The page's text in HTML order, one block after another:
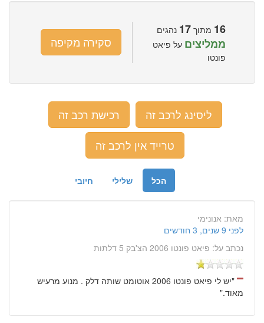
16 מתוך 17 נהגים
ממליצים על פיאט
פונטו
סקירה מקיפה
ליסינג לרכב זה
רכישת רכב זה
טרייד אין לרכב זה
חיובי שלילי הכל
מאת: אנונימי
לפני 9 שנים, 3 חודשים
נכתב על: פיאט פונטו 2006 הצ'בק 5 דלתות
"יש לי פיאט פונטו 2006 אוטומט שותה דלק . מנוע מרעיש
מאוד."